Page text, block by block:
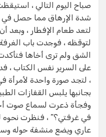
صباح اليوم التالي ،
شدة الإرهاق مما حصل في
لتعد طعام الإفطار ، وبعد
لتوقظه ، فوجدت باب
الشق ولم ترى أخاها
على السرير نفس الكتاب ،
، لتجد صورة واحدة لأمرأة
بجانبها يلبس القفازات
وفجأة ذعرت لسماع صوت
في غرفتي؟” ، فنظرت
عاري ويضع منشفة حوله